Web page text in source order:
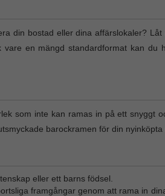
din bostad eller dina affärslokaler? Låt
en mängd standardformat kan du
som inte kan ramas in på ett snyggt
barockramen för din nyinköpta
eller ett barns födsel.
framgångar genom att rama in